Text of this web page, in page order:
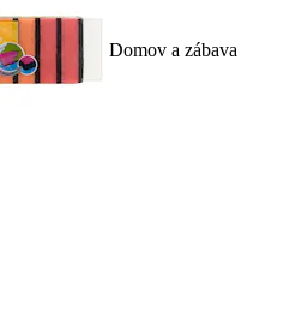
Domov a zábava